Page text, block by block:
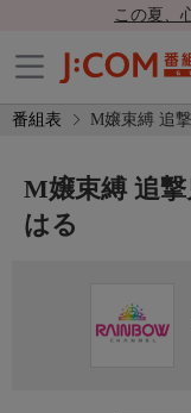
この夏、
番組表 M嬢束縛 追
M嬢束縛 追
はる